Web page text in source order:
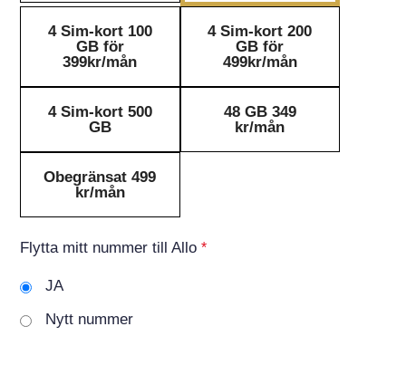
4 Sim-kort 100
GB för
399kr/mån
4 Sim-kort 200
GB för
499kr/mån
4 Sim-kort 500
GB
48 GB 349
kr/mån
Obegränsat 499
kr/mån
Flytta mitt nummer till Allo *
JA
Nytt nummer